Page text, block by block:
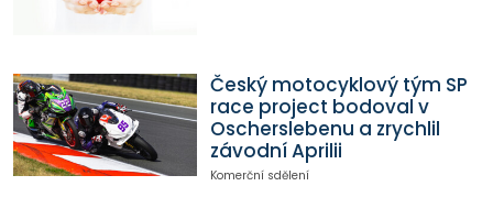
Český motocyklový tým SP
race project bodoval v
Oscherslebenu a zrychlil
závodní Aprilii
Komerční sdělení